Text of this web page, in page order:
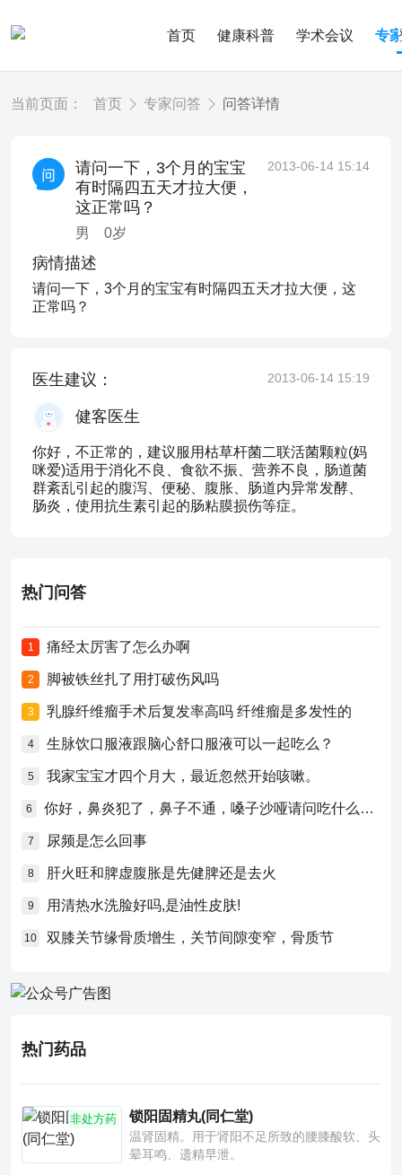
首页 健康科普 学术会议 专
当前页面： 首页 专家问答 问答详情
请问一下，3个月的宝宝
有时隔四五天才拉大便，
这正常吗？
男 0岁
2013-06-14 15:14
病情描述
请问一下，3个月的宝宝有时隔四五天才拉大便，这
正常吗？
医生建议： 2013-06-14 15:19
健客医生
你好，不正常的，建议服用枯草杆菌二联活菌颗粒(妈
咪爱)适用于消化不良、食欲不振、营养不良，肠道菌
群紊乱引起的腹泻、便秘、腹胀、肠道内异常发酵、
肠炎，使用抗生素引起的肠粘膜损伤等症。
热门问答
1 痛经太厉害了怎么办啊
2 脚被铁丝扎了用打破伤风吗
3 乳腺纤维瘤手术后复发率高吗 纤维瘤是多发性的
4 生脉饮口服液跟脑心舒口服液可以一起吃么？
5 我家宝宝才四个月大，最近忽然开始咳嗽。
6 你好，鼻炎犯了，鼻子不通，嗓子沙哑请问吃什么药比较好？
7 尿频是怎么回事
8 肝火旺和脾虚腹胀是先健脾还是去火
9 用清热水洗脸好吗,是油性皮肤!
10 双膝关节缘骨质增生，关节间隙变窄，骨质节
热门药品
非处方药 锁阳固精丸(同仁堂)
温肾固精。用于肾阳不足所致的腰膝酸软、头
晕耳鸣、遗精早泄。